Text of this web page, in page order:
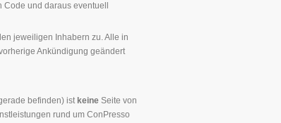
und daraus eventuell
jeweiligen Inhabern zu. Alle in
Ankündigung geändert
befinden) ist keine Seite von
rund um ConPresso